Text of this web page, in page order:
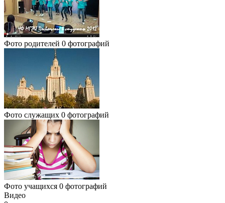
Фото родителей 0 фотографий
Фото служащих 0 фотографий
Фото учащихся 0 фотографий
Видео